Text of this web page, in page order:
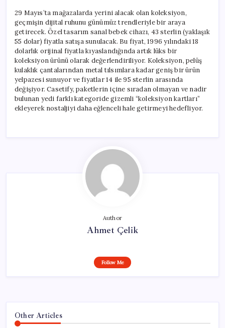
29 Mayıs’ta mağazalarda yerini alacak olan koleksiyon,
geçmişin dijital ruhunu günümüz trendleriyle bir araya
getirecek. Özel tasarım sanal bebek cihazı, 43 sterlin (yaklaşık
55 dolar) fiyatla satışa sunulacak. Bu fiyat, 1996 yılındaki 18
dolarlık orijinal fiyatla kıyaslandığında artık lüks bir
koleksiyon ürünü olarak değerlendiriliyor. Koleksiyon, pelüş
kulaklık çantalarından metal tılsımlara kadar geniş bir ürün
yelpazesi sunuyor ve fiyatlar 14 ile 95 sterlin arasında
değişiyor. Casetify, paketlerin içine sıradan olmayan ve nadir
bulunan yedi farklı kategoride gizemli “koleksiyon kartları”
ekleyerek nostaljiyi daha eğlenceli hale getirmeyi hedefliyor.
Author
Ahmet Çelik
Follow Me
Other Articles